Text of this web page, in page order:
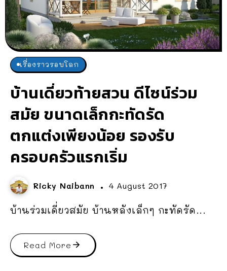
เรื่องราวรอบโลก
บ้านเดี่ยวท้ายสวน ดีไซน์ร่วม
สมัย ขนาดเล็กกะทัดรัด
ตกแต่งเพียงน้อย รองรับ
ครอบครัวแรกเริ่ม
Ricky Naibann 4 August 2017
บ้านร่วมเดี่ยวสมัย บ้านหลังเล็กๆ กะทัดรัด...
Read More